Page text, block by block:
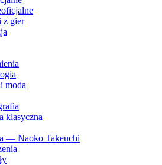
z gier
moda
klasyczna
— Naoko Takeuchi